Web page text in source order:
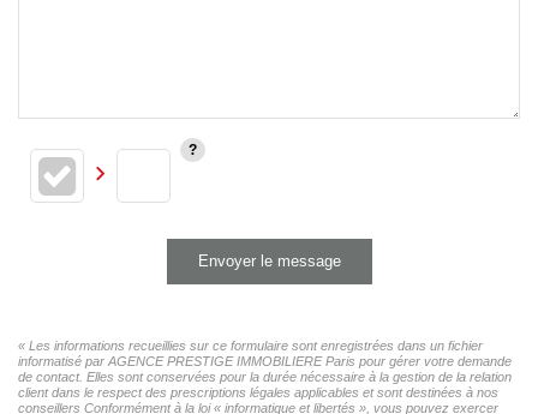
Envoyer le message
« Les informations recueillies sur ce formulaire sont enregistrées dans un fichier
informatisé par AGENCE PRESTIGE IMMOBILIERE Paris pour gérer votre demande
de contact. Elles sont conservées pour la durée nécessaire à la gestion de la relation
client dans le respect des prescriptions légales applicables et sont destinées à nos
conseillers Conformément à la loi « informatique et libertés », vous pouvez exercer